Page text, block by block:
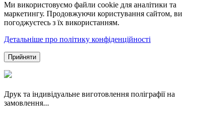
Ми використовуємо файли cookie для аналітики та
маркетингу. Продовжуючи користування сайтом, ви
погоджуєтесь з їх використанням.
Детальніше про політику конфіденційності
Прийняти
Друк та індивідуальне виготовлення поліграфії на
замовлення...